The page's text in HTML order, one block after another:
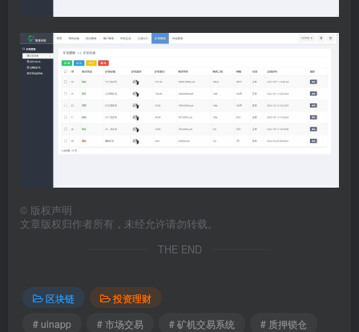
© 版权声明
文章版权归作者所有，未经允许请勿转载。
THE END
区块链
投资理财
# uinapp
# 市场交易 # 矿机交易系统
# 质押锁仓